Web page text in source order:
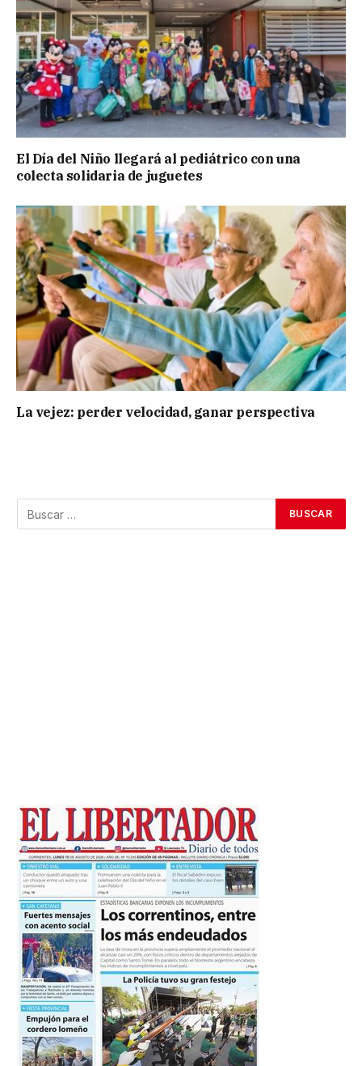
El Día del Niño llegará al pediátrico con una
colecta solidaria de juguetes
La vejez: perder velocidad, ganar perspectiva